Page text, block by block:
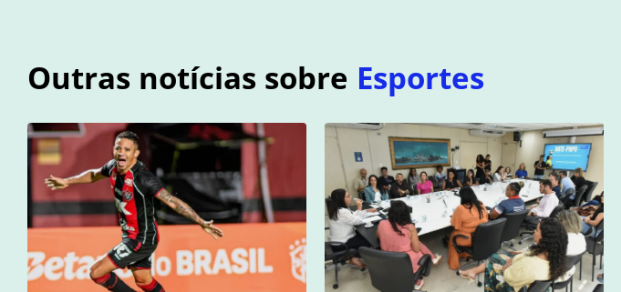
Outras notícias sobre Esportes